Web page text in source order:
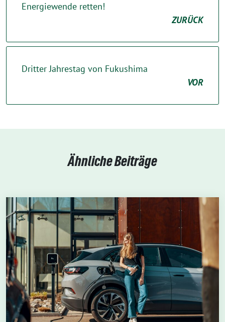
Energiewende retten!
ZURÜCK
Dritter Jahrestag von Fukushima
VOR
Ähnliche Beiträge